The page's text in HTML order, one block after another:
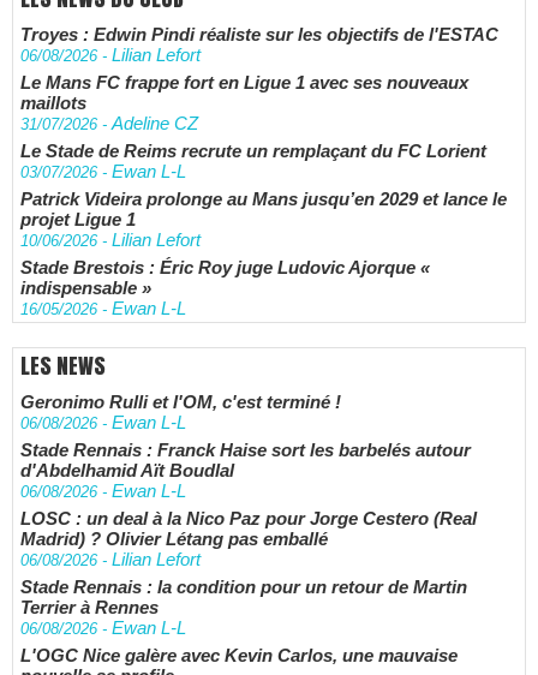
Troyes : Edwin Pindi réaliste sur les objectifs de l'ESTAC
06/08/2026 - Lilian Lefort
Le Mans FC frappe fort en Ligue 1 avec ses nouveaux
maillots
31/07/2026 -Adeline CZ
Le Stade de Reims recrute un remplaçant du FC Lorient
03/07/2026 - Ewan L-L
Patrick Videira prolonge au Mans jusqu’en 2029 et lance le
projet Ligue 1
10/06/2026 - Lilian Lefort
Stade Brestois : Éric Roy juge Ludovic Ajorque «
indispensable »
16/05/2026 - Ewan L-L
LES NEWS
Geronimo Rulli et l'OM, c'est terminé !
06/08/2026 - Ewan L-L
Stade Rennais : Franck Haise sort les barbelés autour
d'Abdelhamid Aït Boudlal
06/08/2026 - Ewan L-L
LOSC : un deal à la Nico Paz pour Jorge Cestero (Real
Madrid) ? Olivier Létang pas emballé
06/08/2026 - Lilian Lefort
Stade Rennais : la condition pour un retour de Martin
Terrier à Rennes
06/08/2026 - Ewan L-L
L'OGC Nice galère avec Kevin Carlos, une mauvaise